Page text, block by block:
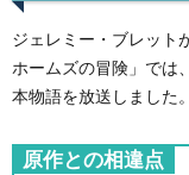
ジェレミー・ブレット
ホームズの冒険」では
本物語を放送しました
原作との相違点